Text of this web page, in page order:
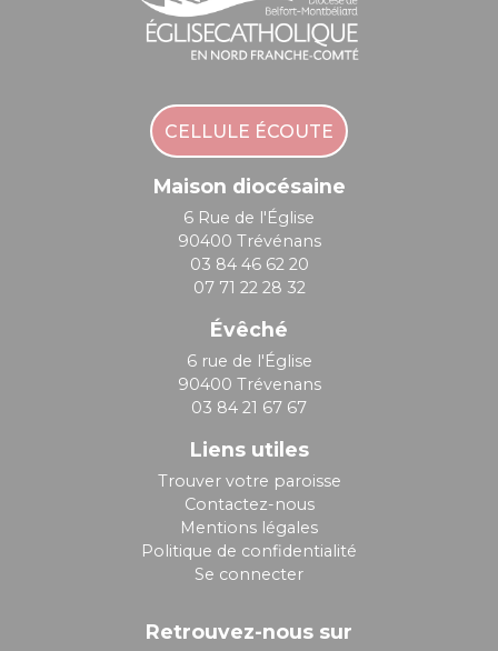
CELLULE ÉCOUTE
Maison diocésaine
6 Rue de l'Église
90400 Trévénans
03 84 46 62 20
07 71 22 28 32
Évêché
6 rue de l'Église
90400 Trévenans
03 84 21 67 67
Liens utiles
Trouver votre paroisse
Contactez-nous
Mentions légales
Politique de confidentialité
Se connecter
Retrouvez-nous sur